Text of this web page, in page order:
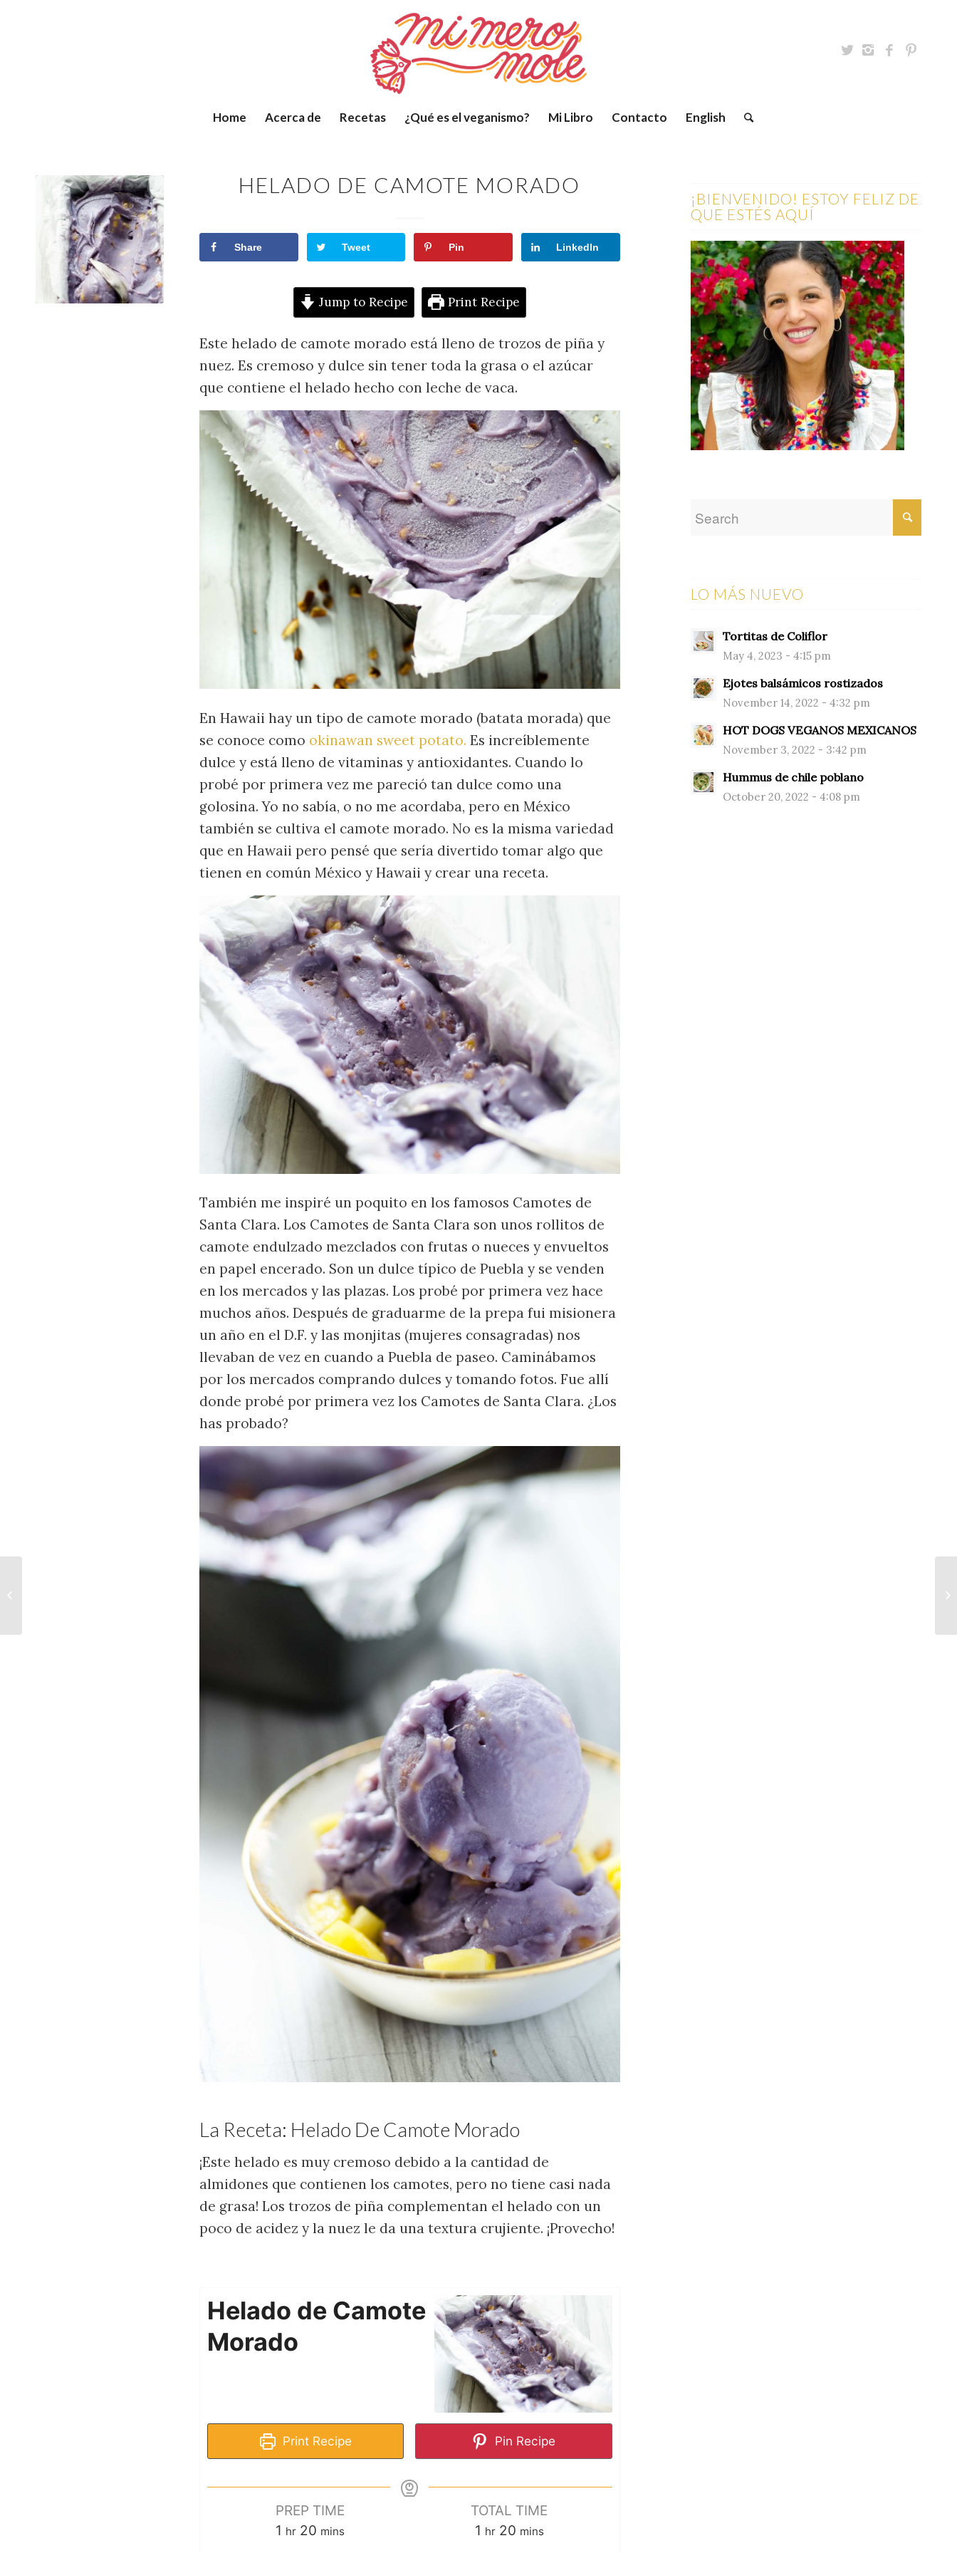
Home Acerca de Recetas ¿Qué es el veganismo? Mi Libro Contacto English
HELADO DE CAMOTE MORADO
Share Tweet Pin LinkedIn
Jump to Recipe Print Recipe
Este helado de camote morado está lleno de trozos de piña y
nuez. Es cremoso y dulce sin tener toda la grasa o el azúcar
que contiene el helado hecho con leche de vaca.
En Hawaii hay un tipo de camote morado (batata morada) que
se conoce como okinawan sweet potato. Es increíblemente
dulce y está lleno de vitaminas y antioxidantes. Cuando lo
probé por primera vez me pareció tan dulce como una
golosina. Yo no sabía, o no me acordaba, pero en México
también se cultiva el camote morado. No es la misma variedad
que en Hawaii pero pensé que sería divertido tomar algo que
tienen en común México y Hawaii y crear una receta.
También me inspiré un poquito en los famosos Camotes de
Santa Clara. Los Camotes de Santa Clara son unos rollitos de
camote endulzado mezclados con frutas o nueces y envueltos
en papel encerado. Son un dulce típico de Puebla y se venden
en los mercados y las plazas. Los probé por primera vez hace
muchos años. Después de graduarme de la prepa fui misionera
un año en el D.F. y las monjitas (mujeres consagradas) nos
llevaban de vez en cuando a Puebla de paseo. Caminábamos
por los mercados comprando dulces y tomando fotos. Fue allí
donde probé por primera vez los Camotes de Santa Clara. ¿Los
has probado?
La Receta: Helado De Camote Morado
¡Este helado es muy cremoso debido a la cantidad de
almidones que contienen los camotes, pero no tiene casi nada
de grasa! Los trozos de piña complementan el helado con un
poco de acidez y la nuez le da una textura crujiente. ¡Provecho!
Helado de Camote
Morado
Print Recipe Pin Recipe
PREP TIME
1 hr 20 mins
TOTAL TIME
1 hr 20 mins
¡BIENVENIDO! ESTOY FELIZ DE
QUE ESTÉS AQUÍ
LO MÁS NUEVO
Tortitas de Coliflor
May 4, 2023 - 4:15 pm
Ejotes balsámicos rostizados
November 14, 2022 - 4:32 pm
HOT DOGS VEGANOS MEXICANOS
November 3, 2022 - 3:42 pm
Hummus de chile poblano
October 20, 2022 - 4:08 pm